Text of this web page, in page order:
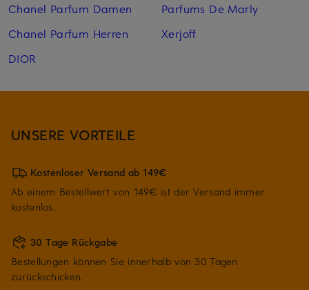
Chanel Parfum Damen
Chanel Parfum Herren
DIOR
Parfums De Marly
Xerjoff
UNSERE VORTEILE
Kostenloser Versand ab 149€
Ab einem Bestellwert von 149€ ist der Versand immer
kostenlos.
30 Tage Rückgabe
Bestellungen können Sie innerhalb von 30 Tagen
zurückschicken.